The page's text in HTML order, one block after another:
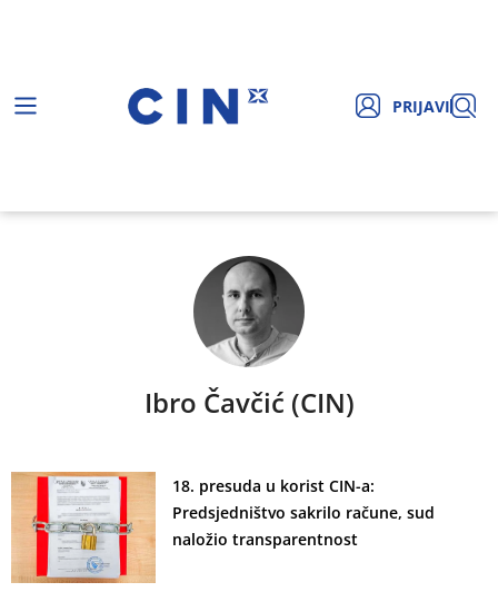
PRIJAVI
Ibro Čavčić (CIN)
18. presuda u korist CIN-a:
Predsjedništvo sakrilo račune, sud
naložio transparentnost